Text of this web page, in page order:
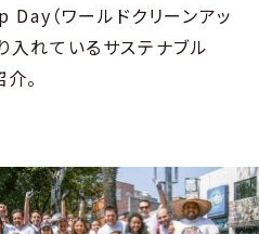
（ワールドクリーンアッ
入れているサステナブル
。